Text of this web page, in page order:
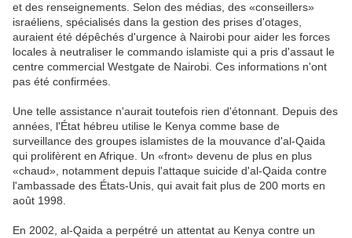
et des renseignements. Selon des médias, des «conseillers»
israéliens, spécialisés dans la gestion des prises d'otages,
auraient été dépêchés d'urgence à Nairobi pour aider les forces
locales à neutraliser le commando islamiste qui a pris d'assaut le
centre commercial Westgate de Nairobi. Ces informations n'ont
pas été confirmées.
Une telle assistance n'aurait toutefois rien d'étonnant. Depuis des
années, l'État hébreu utilise le Kenya comme base de
surveillance des groupes islamistes de la mouvance d'al-Qaida
qui prolifèrent en Afrique. Un «front» devenu de plus en plus
«chaud», notamment depuis l'attaque suicide d'al-Qaida contre
l'ambassade des États-Unis, qui avait fait plus de 200 morts en
août 1998.
En 2002, al-Qaida a perpétré un attentat au Kenya contre un